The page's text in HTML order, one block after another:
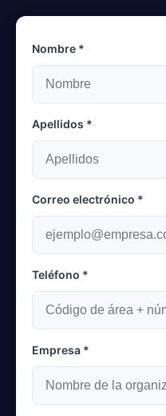
Nombre *
Apellidos *
Correo electrónico *
Teléfono *
Empresa *